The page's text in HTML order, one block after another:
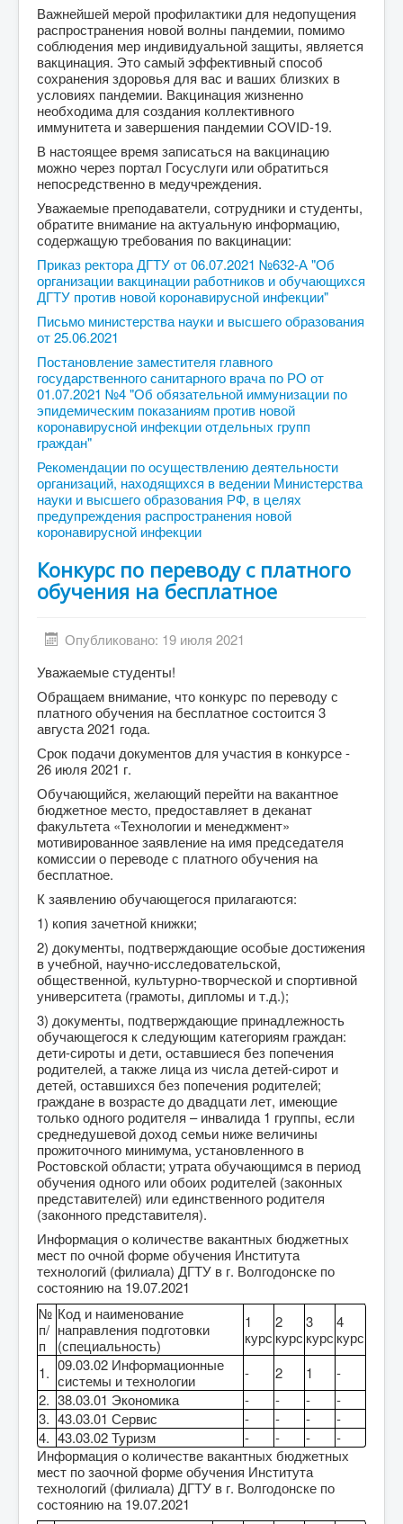
Важнейшей мерой профилактики для недопущения
распространения новой волны пандемии, помимо
соблюдения мер индивидуальной защиты, является
вакцинация. Это самый эффективный способ
сохранения здоровья для вас и ваших близких в
условиях пандемии. Вакцинация жизненно
необходима для создания коллективного
иммунитета и завершения пандемии COVID-19.
В настоящее время записаться на вакцинацию
можно через портал Госуслуги или обратиться
непосредственно в медучреждения.
Уважаемые преподаватели, сотрудники и студенты,
обратите внимание на актуальную информацию,
содержащую требования по вакцинации:
Приказ ректора ДГТУ от 06.07.2021 №632-А "Об
организации вакцинации работников и обучающихся
ДГТУ против новой коронавирусной инфекции"
Письмо министерства науки и высшего образования
от 25.06.2021
Постановление заместителя главного
государственного санитарного врача по РО от
01.07.2021 №4 "Об обязательной иммунизации по
эпидемическим показаниям против новой
коронавирусной инфекции отдельных групп
граждан"
Рекомендации по осуществлению деятельности
организаций, находящихся в ведении Министерства
науки и высшего образования РФ, в целях
предупреждения распространения новой
коронавирусной инфекции
Конкурс по переводу с платного
обучения на бесплатное
Опубликовано: 19 июля 2021
Уважаемые студенты!
Обращаем внимание, что конкурс по переводу с
платного обучения на бесплатное состоится 3
августа 2021 года.
Срок подачи документов для участия в конкурсе -
26 июля 2021 г.
Обучающийся, желающий перейти на вакантное
бюджетное место, предоставляет в деканат
факультета «Технологии и менеджмент»
мотивированное заявление на имя председателя
комиссии о переводе с платного обучения на
бесплатное.
К заявлению обучающегося прилагаются:
1) копия зачетной книжки;
2) документы, подтверждающие особые достижения
в учебной, научно-исследовательской,
общественной, культурно-творческой и спортивной
университета (грамоты, дипломы и т.д.);
3) документы, подтверждающие принадлежность
обучающегося к следующим категориям граждан:
дети-сироты и дети, оставшиеся без попечения
родителей, а также лица из числа детей-сирот и
детей, оставшихся без попечения родителей;
граждане в возрасте до двадцати лет, имеющие
только одного родителя – инвалида 1 группы, если
среднедушевой доход семьи ниже величины
прожиточного минимума, установленного в
Ростовской области; утрата обучающимся в период
обучения одного или обоих родителей (законных
представителей) или единственного родителя
(законного представителя).
Информация о количестве вакантных бюджетных
мест по очной форме обучения Института
технологий (филиала) ДГТУ в г. Волгодонске по
состоянию на 19.07.2021
№
п/
п
Код и наименование
направления подготовки
(специальность)
1
курс
2
курс
3
курс
4
курс
1. 09.03.02 Информационные
системы и технологии
- 2 1
-
2. 38.03.01 Экономика - - -
-
3. 43.03.01 Сервис - - -
-
4. 43.03.02 Туризм - - -
-
Информация о количестве вакантных бюджетных
мест по заочной форме обучения Института
технологий (филиала) ДГТУ в г. Волгодонске по
состоянию на 19.07.2021